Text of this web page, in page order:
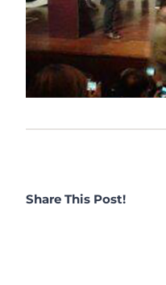
Share This Post!